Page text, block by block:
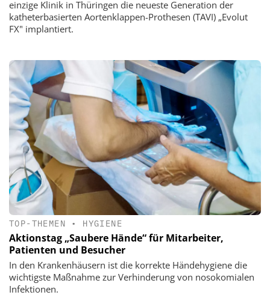
einzige Klinik in Thüringen die neueste Generation der
katheterbasierten Aortenklappen-Prothesen (TAVI) „Evolut
FX" implantiert.
TOP-THEMEN • HYGIENE
Aktionstag „Saubere Hände“ für Mitarbeiter,
Patienten und Besucher
In den Krankenhäusern ist die korrekte Händehygiene die
wichtigste Maßnahme zur Verhinderung von nosokomialen
Infektionen.